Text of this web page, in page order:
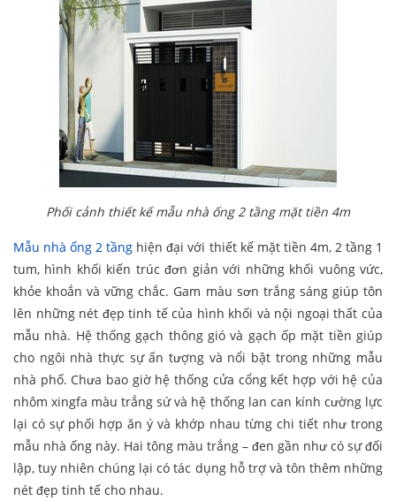
Phối cảnh thiết kế mẫu nhà ống 2 tầng mặt tiền 4m
Mẫu nhà ống 2 tầng hiện đại với thiết kế mặt tiền 4m, 2 tầng 1
tum, hình khối kiến trúc đơn giản với những khối vuông vức,
khỏe khoắn và vững chắc. Gam màu sơn trắng sáng giúp tôn
lên những nét đẹp tinh tế của hình khối và nội ngoại thất của
mẫu nhà. Hệ thống gạch thông gió và gạch ốp mặt tiền giúp
cho ngôi nhà thực sự ấn tượng và nổi bật trong những mẫu
nhà phố. Chưa bao giờ hệ thống cửa cổng kết hợp với hệ của
nhôm xingfa màu trắng sứ và hệ thống lan can kính cường lực
lại có sự phối hợp ăn ý và khớp nhau từng chi tiết như trong
mẫu nhà ống này. Hai tông màu trắng – đen gần như có sự đối
lập, tuy nhiên chúng lại có tác dụng hỗ trợ và tôn thêm những
nét đẹp tinh tế cho nhau.